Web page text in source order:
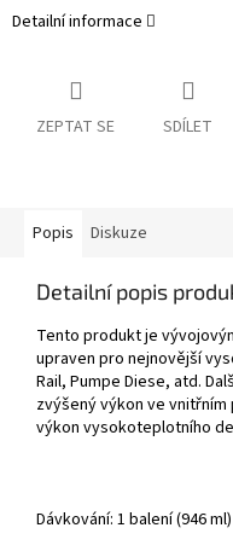
Detailní informace
ZEPTAT SE SDÍLET
Popis Diskuze
Detailní popis
Tento produkt je
upraven pro nejnovější
Rail, Pumpe Diese, atd.
zvýšený výkon ve
výkon vysokoteplotního
Dávkování: 1 balení (946